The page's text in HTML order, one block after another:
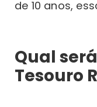
de 10 anos,
Qual
Tesouro